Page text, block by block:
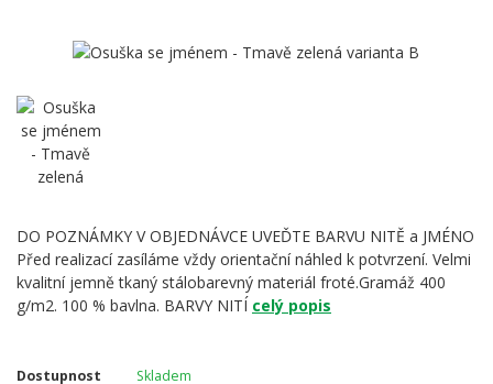
DO POZNÁMKY V OBJEDNÁVCE UVEĎTE BARVU NITĚ a JMÉNO
Před realizací zasíláme vždy orientační náhled k potvrzení. Velmi
kvalitní jemně tkaný stálobarevný materiál froté.Gramáž 400
g/m2. 100 % bavlna. BARVY NITÍ celý popis
Dostupnost
Skladem